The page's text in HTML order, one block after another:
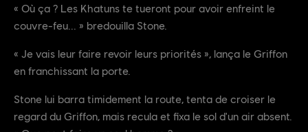
« Où ça ? Les Khatuns te tueront pour avoir enfreint le
couvre-feu... » bredouilla Stone.
« Je vais leur faire revoir leurs priorités », lança le Griffon
en franchissant la porte.
Stone lui barra timidement la route, tenta de croiser le
regard du Griffon, mais recula et fixa le sol d'un air absent.